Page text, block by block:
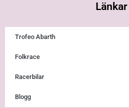
Länkar
Trofeo Abarth
Folkrace
Racerbilar
Blogg